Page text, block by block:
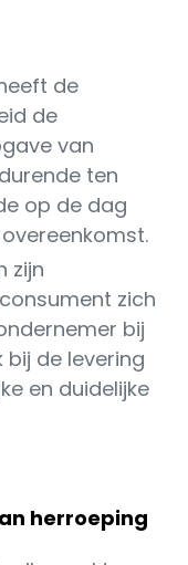
de
de
van
ten
op de dag
zijn
zich
bij
de levering
en duidelijke
herroeping